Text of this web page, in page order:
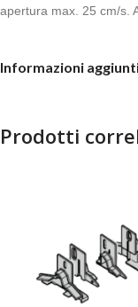
apertura max. 25 cm/s.
Informazioni
Prodotti